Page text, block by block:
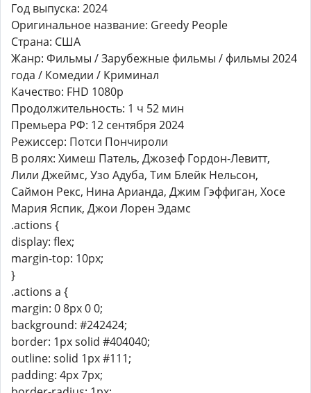
Год выпуска: 2024
Оригинальное название: Greedy People
Страна: США
Жанр: Фильмы / Зарубежные фильмы / фильмы 2024
года / Комедии / Криминал
Качество: FHD 1080p
Продолжительность: 1 ч 52 мин
Премьера РФ: 12 сентября 2024
Режиссер: Потси Пончироли
В ролях: Химеш Патель, Джозеф Гордон-Левитт,
Лили Джеймс, Узо Адуба, Тим Блейк Нельсон,
Саймон Рекс, Нина Арианда, Джим Гэффиган, Хосе
Мария Яспик, Джои Лорен Эдамс
.actions {
display: flex;
margin-top: 10px;
}
.actions a {
margin: 0 8px 0 0;
background: #242424;
border: 1px solid #404040;
outline: solid 1px #111;
padding: 4px 7px;